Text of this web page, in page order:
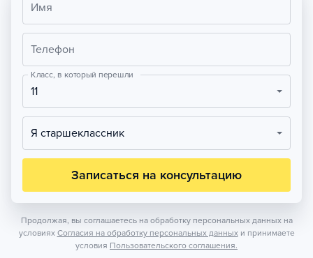
Имя
Телефон
Класс, в который перешли
11
Я старшеклассник
Записаться на консультацию
Продолжая, вы соглашаетесь на обработку персональных данных на
условиях Согласия на обработку персональных данных и принимаете
условия Пользовательского соглашения.